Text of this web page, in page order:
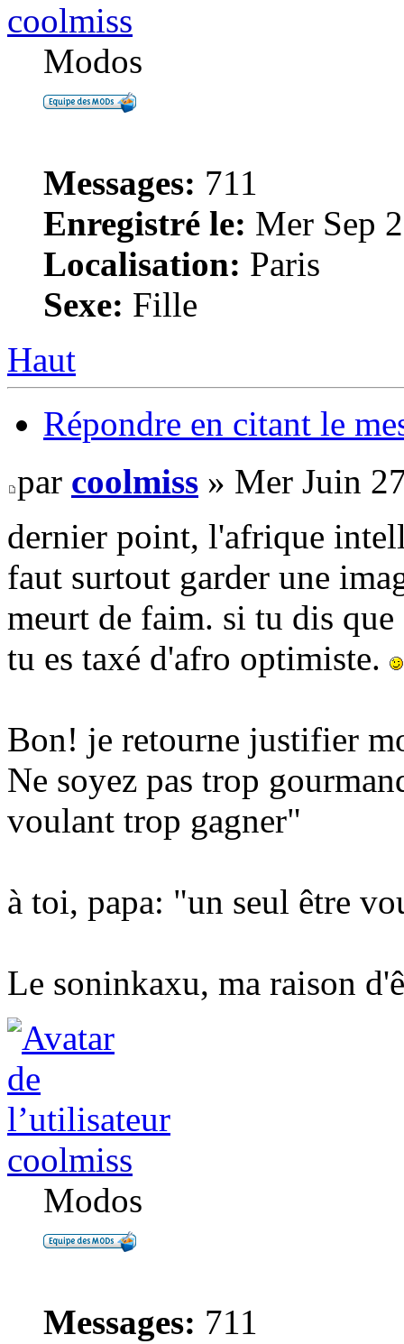
coolmiss
Modos
Messages: 711
Enregistré le: Mer Sep
Localisation: Paris
Sexe: Fille
Haut
Répondre en citant le
par coolmiss » Mer Juin
dernier point, l'afrique
faut surtout garder une
meurt de faim. si tu dis
tu es taxé d'afro optimiste.
Bon! je retourne justifier
Ne soyez pas trop
voulant trop gagner"
à toi, papa: "un seul être
Le soninkaxu, ma raison
coolmiss
Modos
Messages: 711